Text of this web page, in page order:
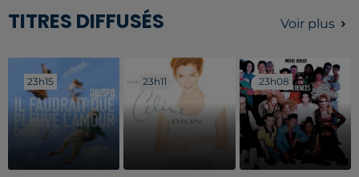
TITRES DIFFUSÉS Voir plus
23h15
23h15 23h11
23h11 23h08
23h08